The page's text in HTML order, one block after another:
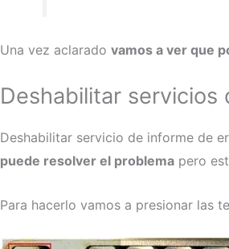
Una vez aclarado vamos a ver que
Deshabilitar servicios
Deshabilitar servicio de informe de
puede resolver el problema pero
Para hacerlo vamos a presionar las